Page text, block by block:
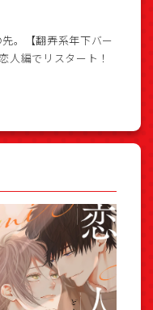
。【翻弄系年下バー
人編でリスタート！